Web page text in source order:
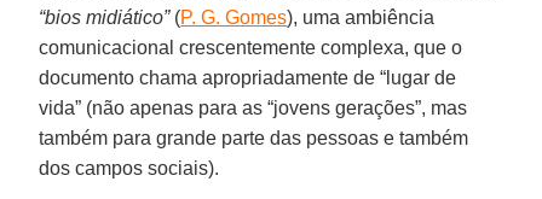
“bios midiático”(P. G. Gomes), uma ambiência
comunicacional crescentemente complexa, que o
documento chama apropriadamente de “lugar de
vida” (não apenas para as “jovens gerações”, mas
também para grande parte das pessoas e também
dos campos sociais).